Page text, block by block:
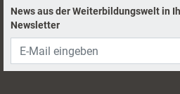
News aus der Weiterbildungswelt in
Newsletter